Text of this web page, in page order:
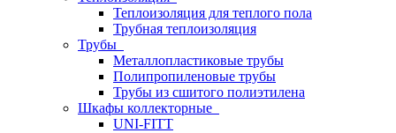
Теплоизоляция для теплого пола
Трубная теплоизоляция
Трубы
Металлопластиковые трубы
Полипропиленовые трубы
Трубы из сшитого полиэтилена
Шкафы коллекторные
UNI-FITT